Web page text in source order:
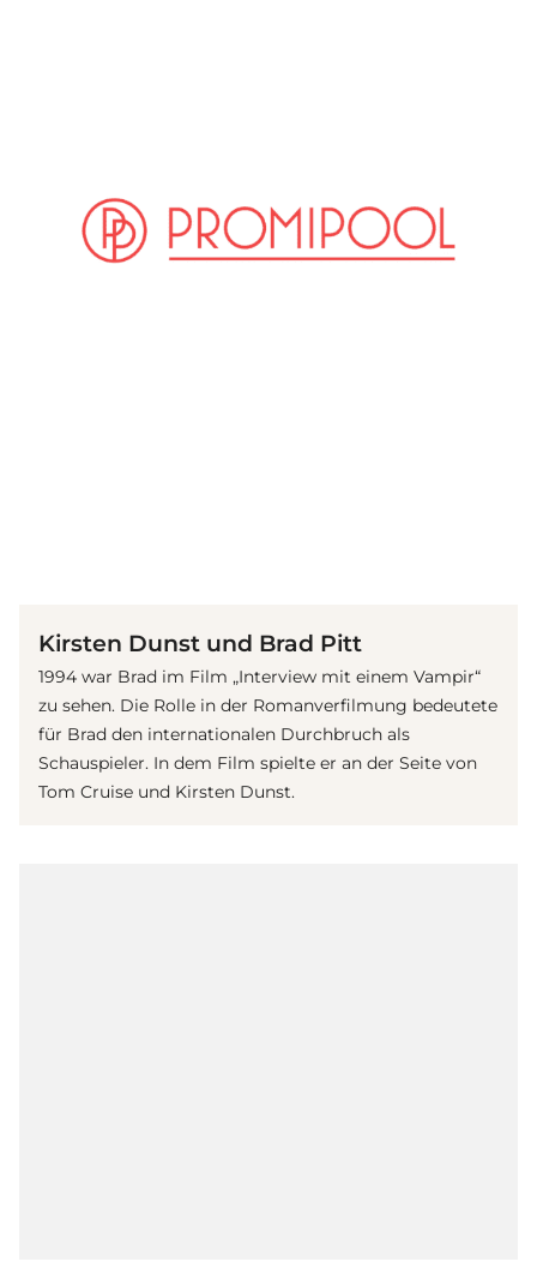
Kirsten Dunst und Brad Pitt
1994 war Brad im Film „Interview mit einem Vampir“
zu sehen. Die Rolle in der Romanverfilmung bedeutete
für Brad den internationalen Durchbruch als
Schauspieler. In dem Film spielte er an der Seite von
Tom Cruise und Kirsten Dunst.